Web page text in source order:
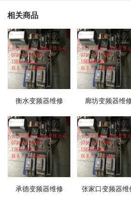
相关商品
衡水变频器维修 廊坊变频器维
承德变频器维修 张家口变频器维